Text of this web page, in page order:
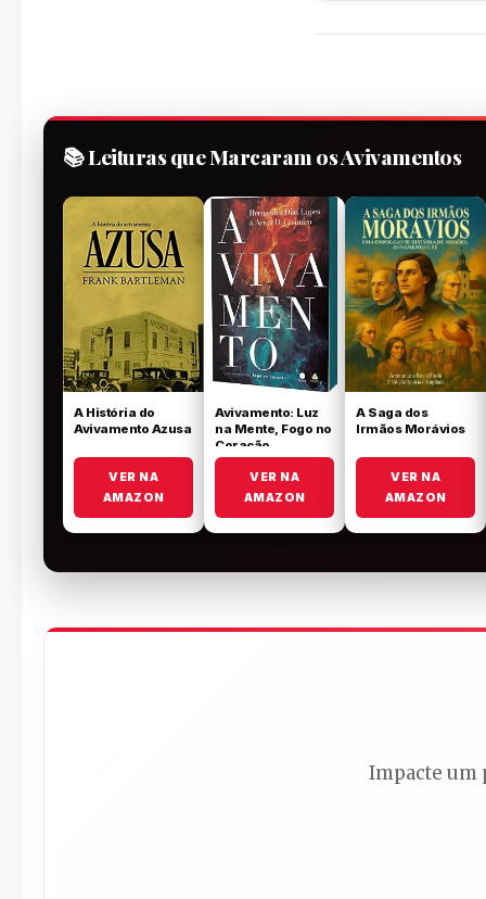
📚 Leituras que Marcaram os Avivamentos
A História do
Avivamento Azusa
VER NA
AMAZON
Avivamento: Luz
na Mente, Fogo no
Coração
VER NA
AMAZON
A Saga dos
Irmãos Morávios
VER NA
AMAZON
Impacte um